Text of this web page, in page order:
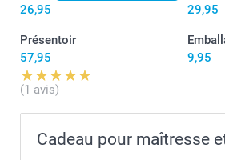
26,95 29,95
Présentoir
57,95
(1 avis)
9,95
Cadeau pour maîtresse